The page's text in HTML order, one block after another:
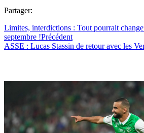
Partager:
Limites, interdictions : Tout pourrait
septembre !Précédent
ASSE : Lucas Stassin de retour avec les